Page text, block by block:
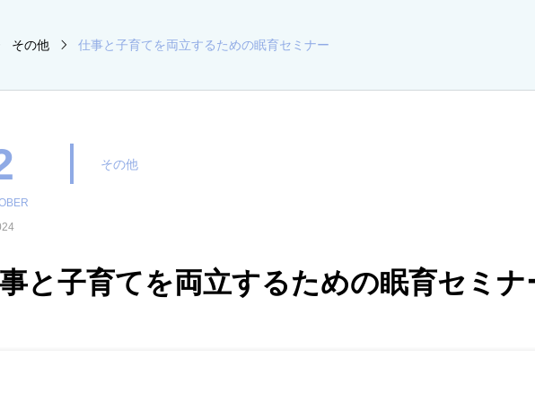
その他 仕事と子育てを両立するための眠育セミナー
その他
と子育てを両立するための眠育セミナ